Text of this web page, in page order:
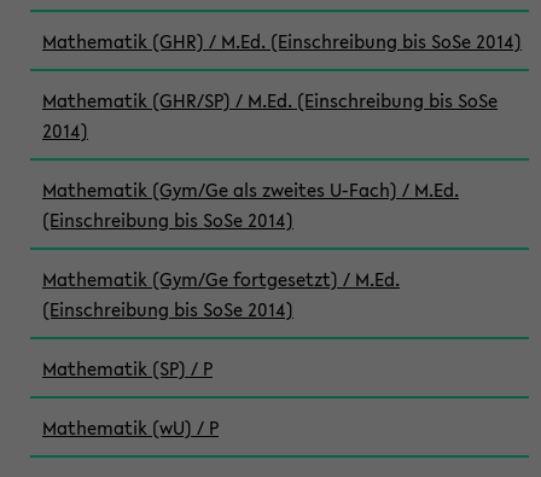
Mathematik (GHR) / M.Ed. (Einschreibung bis SoSe 2014)
Mathematik (GHR/SP) / M.Ed. (Einschreibung bis SoSe
2014)
Mathematik (Gym/Ge als zweites U-Fach) / M.Ed.
(Einschreibung bis SoSe 2014)
Mathematik (Gym/Ge fortgesetzt) / M.Ed.
(Einschreibung bis SoSe 2014)
Mathematik (SP) / P
Mathematik (wU) / P